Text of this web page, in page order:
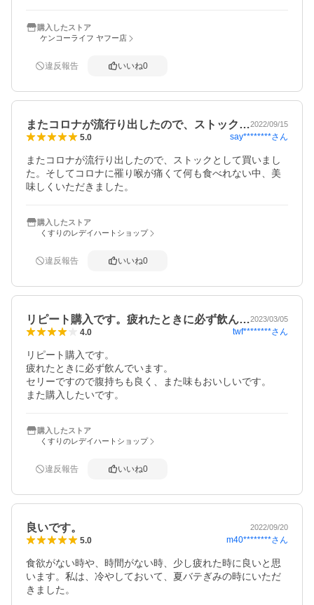
購入したストア
ケンコーライフ ヤフー店
違反報告 いいね0
またコロナが流行り出したので、ストック…2022/09/15
5.0 say********さん
またコロナが流行り出したので、ストックとして買いまし
た。そしてコロナに罹り喉が痛くて何も食べれない中、美
味しくいただきました。
購入したストア
くすりのレデイハートショップ
違反報告 いいね0
リピート購入です。疲れたときに必ず飲ん…2023/03/05
4.0 twf********さん
リピート購入です。
疲れたときに必ず飲んでいます。
セリーですので腹持ちも良く、また味もおいしいです。
また購入したいです。
購入したストア
くすりのレデイハートショップ
違反報告 いいね0
良いです。 2022/09/20
5.0 m40********さん
食欲がない時や、時間がない時、少し疲れた時に良いと思
います。私は、冷やしておいて、夏バテぎみの時にいただ
きました。